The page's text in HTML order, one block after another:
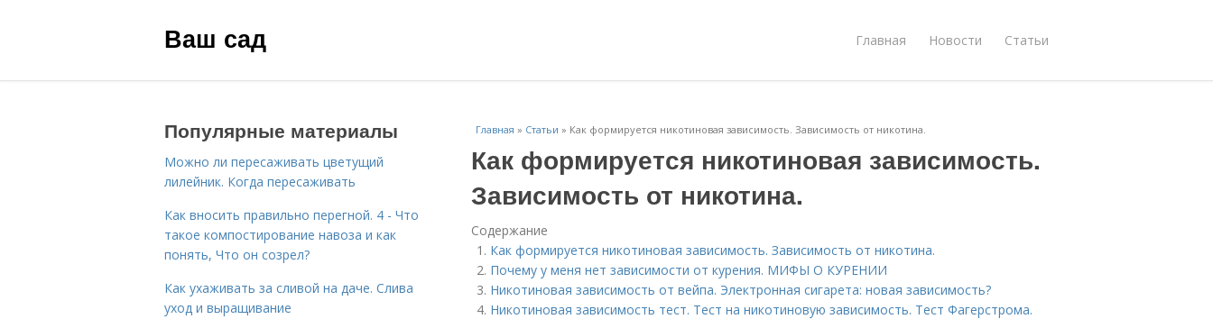
Ваш сад Главная Новости Статьи
Главная » Статьи » Как формируется никотиновая зависимость. Зависимость от никотина.
Как формируется никотиновая зависимость.
Зависимость от никотина.
Содержание
Как формируется никотиновая зависимость. Зависимость от никотина.
Почему у меня нет зависимости от курения. МИФЫ О КУРЕНИИ
Никотиновая зависимость от вейпа. Электронная сигарета: новая зависимость?
Никотиновая зависимость тест. Тест на никотиновую зависимость. Тест Фагерстрома.
Популярные материалы
Можно ли пересаживать цветущий
лилейник. Когда пересаживать
Как вносить правильно перегной. 4 - Что
такое компостирование навоза и как
понять, Что он созрел?
Как ухаживать за сливой на даче. Слива
уход и выращивание